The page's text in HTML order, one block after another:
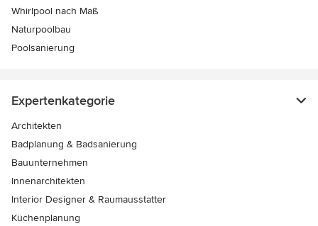
Whirlpool nach Maß
Naturpoolbau
Poolsanierung
Expertenkategorie
Architekten
Badplanung & Badsanierung
Bauunternehmen
Innenarchitekten
Interior Designer & Raumausstatter
Küchenplanung